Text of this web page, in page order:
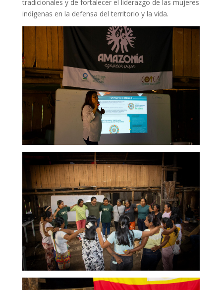
tradicionales y de fortalecer el liderazgo de las mujeres
indígenas en la defensa del territorio y la vida.